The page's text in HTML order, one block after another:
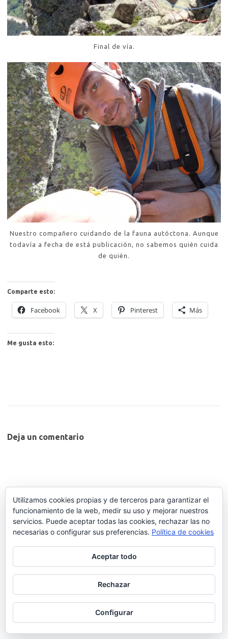
Final de vía.
Nuestro compañero cuidando de la fauna autóctona. Aunque
todavía a fecha de está publicación, no sabemos quién cuida
de quién.
Comparte esto:
Facebook X Pinterest Más
Me gusta esto:
Deja un comentario
Utilizamos cookies propias y de terceros para garantizar el
funcionamiento de la web, medir su uso y mejorar nuestros
servicios. Puede aceptar todas las cookies, rechazar las no
necesarias o configurar sus preferencias. Política de cookies
Aceptar todo
Rechazar
Configurar